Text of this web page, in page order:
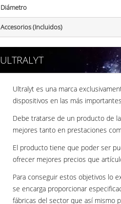
Diámetro
Accesorios (Incluidos)
ULTRALYT
Ultralyt es una marca
dispositivos en las más
Debe tratarse de un producto de
mejores tanto en prestaciones
El producto tiene que poder ser
ofrecer mejores precios que
Para conseguir estos objetivos lo
se encarga proporcionar
fábricas del sector que así mismo